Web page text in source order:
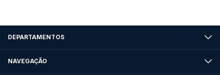
DEPARTAMENTOS
NAVEGAÇÃO